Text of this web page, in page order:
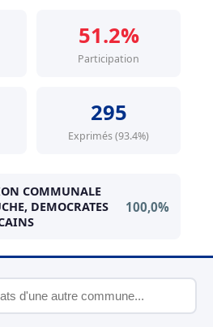
51.2%
Participation
295
Exprimés (93.4%)
COMMUNALE
DEMOCRATES
100,0%